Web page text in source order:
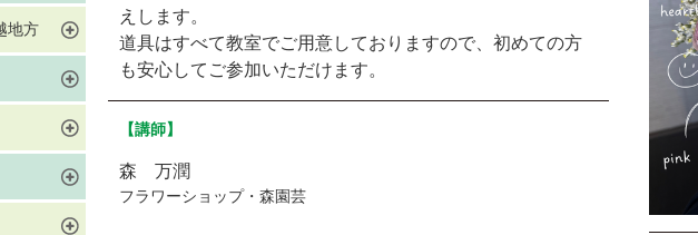
地方
えします。
道具はすべて教室でご用意しておりますので、初めての方
も安心してご参加いただけます。
【講師】
森 万潤
フラワーショップ・森園芸